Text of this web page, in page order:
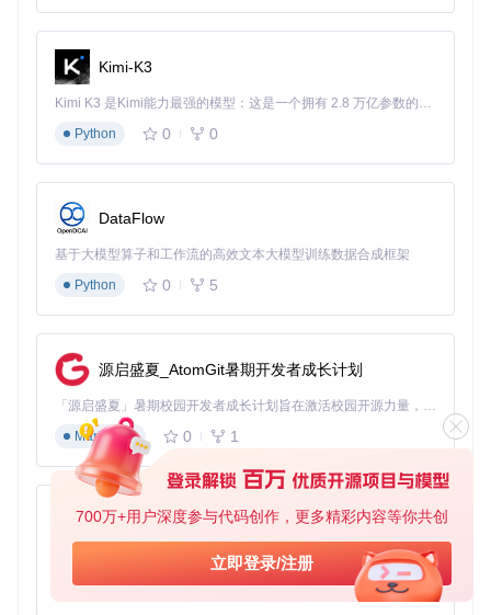
700万+用户深度参与代码创作，更多精彩内容等你共创
立即登录/注册
P Address"下拉菜单选择特定网络接口，确保主机连接到正确
的网络。
端口冲突解决
若默认8080端口被占用，可直接修改"Computer Port"输入框
即时生效无需重启程序。
在家庭网络中，可将Boop设置为常开服务，多台主机可随时
连接安装游戏。特别适合拥有多台任天堂设备的玩家，实现游
戏资源的高效共享。
常见问题排查：3步解决90%连接问题
8.1.x），可通过ping命令测试网络连通性
防火墙设置
表，避免端口被屏蔽
IP地址确认：通过路由器管理界面确认主机实际IP，或使
用Boop的"What is my IP?"功能获取准确地址
Boop凭借简洁直观的界面设计和稳定可靠的传输性能，已成
为任天堂玩家的必备工具。无论是家庭娱乐还是朋友间游戏分
享，都能提供高效便捷的文件安装体验。无需专业知识，3分
钟即可上手，让你专注于游戏本身，告别复杂的技术操作。现
在就尝试Boop，开启你的任天堂游戏轻松安装之旅！
Kimi-K3
Kimi K3 是Kimi能力最强的模型：这是一个拥有 2.8 万亿参数的混合专家（MoE）模型，具备原生视觉理解能力，并支持 100 万 token 的上下文窗口。
Python
0 0
DataFlow
基于大模型算子和工作流的高效文本大模型训练数据合成框架
Python
0 5
源启盛夏_AtomGit暑期开发者成长计划
「源启盛夏」暑期校园开发者成长计划旨在激活校园开源力量，通过积分激励、认证扶持、资源倾斜等形式，引导高校组织和开发者完成「入驻 — 建项目 — 做贡献 — 获认证 — 得资源」的完整闭环。无论你是想带领社团入驻平台的组织者，还是希望用代码贡献证明自己的开发者，都能在这里找到属于你的成长路径。
Markdown
0 1
py-xiaozhi
基于Python的Xiaozhi AI，适用于想要完整Xiaozhi体验而无需拥有专用硬件的用户。
Python
0 1